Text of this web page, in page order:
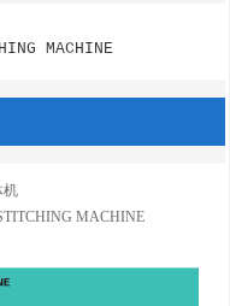
MACHINE
机
MACHINE